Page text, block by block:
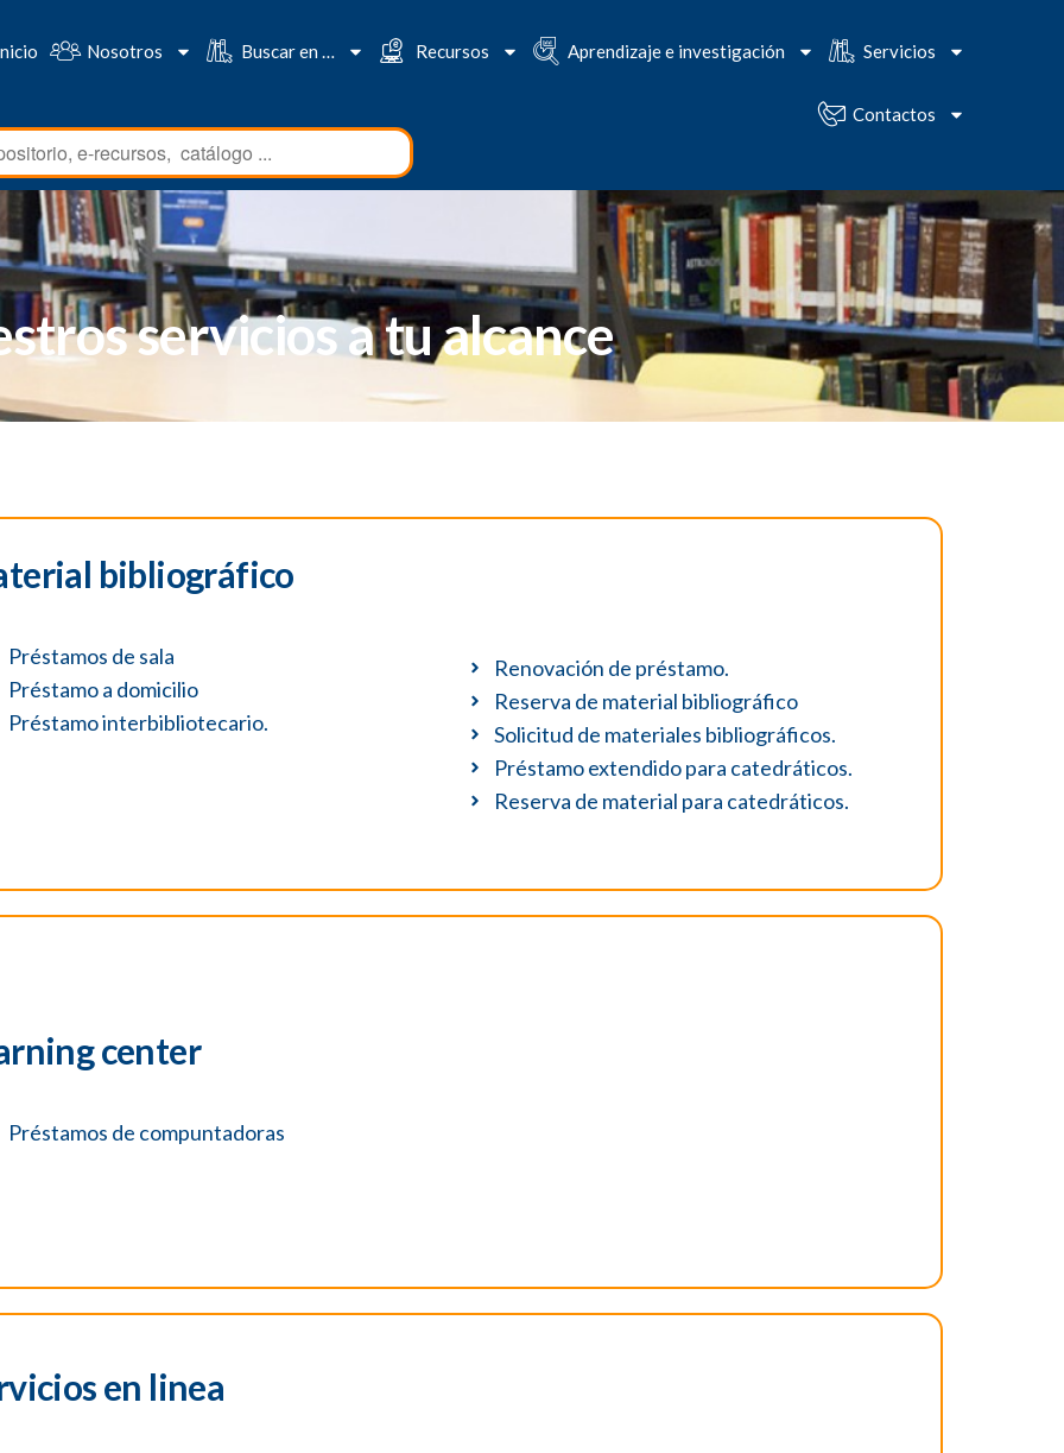
Nosotros Buscar en … Recursos Aprendizaje e investigación Servicios
Contactos
servicios a tu alcance
bibliográfico
Préstamos de sala
Préstamo a domicilio
Préstamo interbibliotecario.
Renovación de préstamo.
Reserva de material bibliográfico
Solicitud de materiales bibliográficos.
Préstamo extendido para catedráticos.
Reserva de material para catedráticos.
center
Préstamos de compuntadoras
en linea